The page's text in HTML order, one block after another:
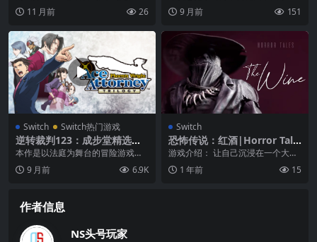
后，我会变成什么样呢……？ 实现
了约定的山·谷川...
11 月前 26
Adventure
利亚，但某只小马试图破坏她的计
划！通过上演时装表演...
9 月前 151
Switch Switch热门游戏
逆转裁判123：成步堂精选集|
Phoenix Wright: Ace Attor
ney Trilogy中文
本作是以法庭为舞台的冒险游戏。
玩家将扮演律师“成步堂龙一”，为证
明委托人的清白而...
9 月前 6.9K
Switch
恐怖传说：红酒|Horror Tale
s: The Wine中文
游戏介绍： 让自己沉浸在一个大流
行病后的小岛上，面对你最害怕的
事情！探索一个巨大...
1 年前 15
作者信息
NS头号玩家